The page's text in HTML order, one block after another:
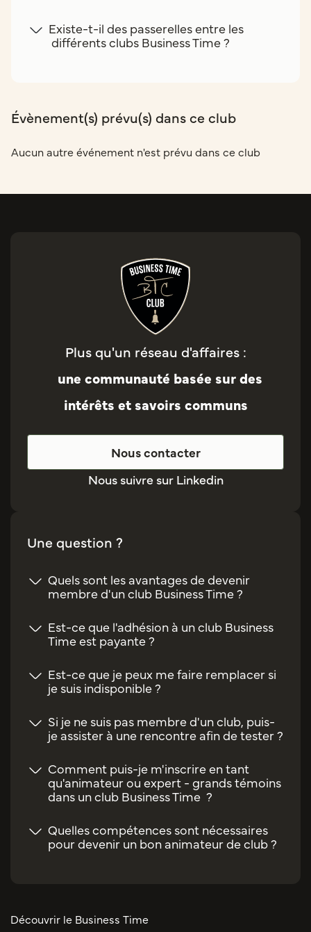
Existe-t-il des passerelles entre les
différents clubs Business Time ?
Évènement(s) prévu(s) dans ce club
Aucun autre événement n'est prévu dans ce club
Plus qu'un réseau d'affaires :
une communauté basée sur des
intérêts et savoirs communs
Nous contacter
Nous suivre sur Linkedin
Une question ?
Quels sont les avantages de devenir
membre d'un club Business Time ?
Est-ce que l'adhésion à un club Business
Time est payante ?
Est-ce que je peux me faire remplacer si
je suis indisponible ?
Si je ne suis pas membre d'un club, puis-
je assister à une rencontre afin de tester ?
Comment puis-je m'inscrire en tant
qu'animateur ou expert - grands témoins
dans un club Business Time ?
Quelles compétences sont nécessaires
pour devenir un bon animateur de club ?
Découvrir le Business Time